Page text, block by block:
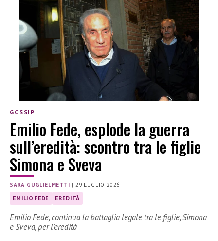
GOSSIP
Emilio Fede, esplode la guerra
sull’eredità: scontro tra le figlie
Simona e Sveva
SARA GUGLIELMETTI | 29 LUGLIO 2026
EMILIO FEDE EREDITÀ
Emilio Fede, continua la battaglia legale tra le figlie, Simona
e Sveva, per l’eredità